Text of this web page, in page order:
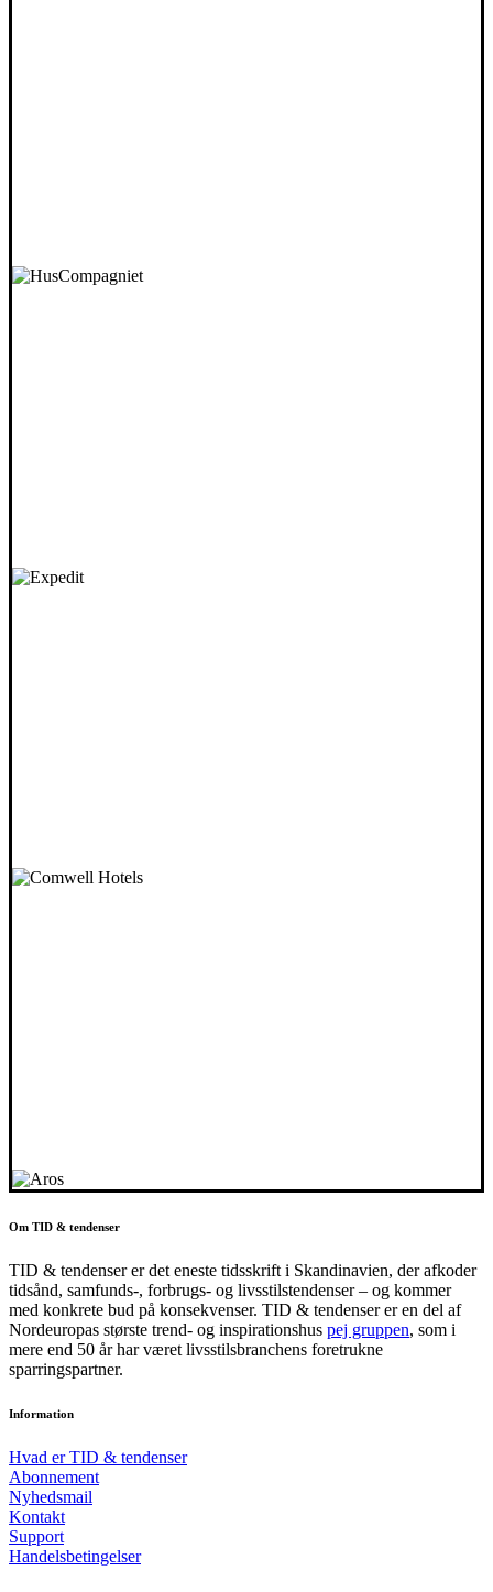
Om TID & tendenser
TID & tendenser er det eneste tidsskrift i Skandinavien, der afkoder
tidsånd, samfunds-, forbrugs- og livsstilstendenser – og kommer
med konkrete bud på konsekvenser. TID & tendenser er en del af
Nordeuropas største trend- og inspirationshus pej gruppen, som i
mere end 50 år har været livsstilsbranchens foretrukne
sparringspartner.
Information
Hvad er TID & tendenser
Abonnement
Nyhedsmail
Kontakt
Support
Handelsbetingelser